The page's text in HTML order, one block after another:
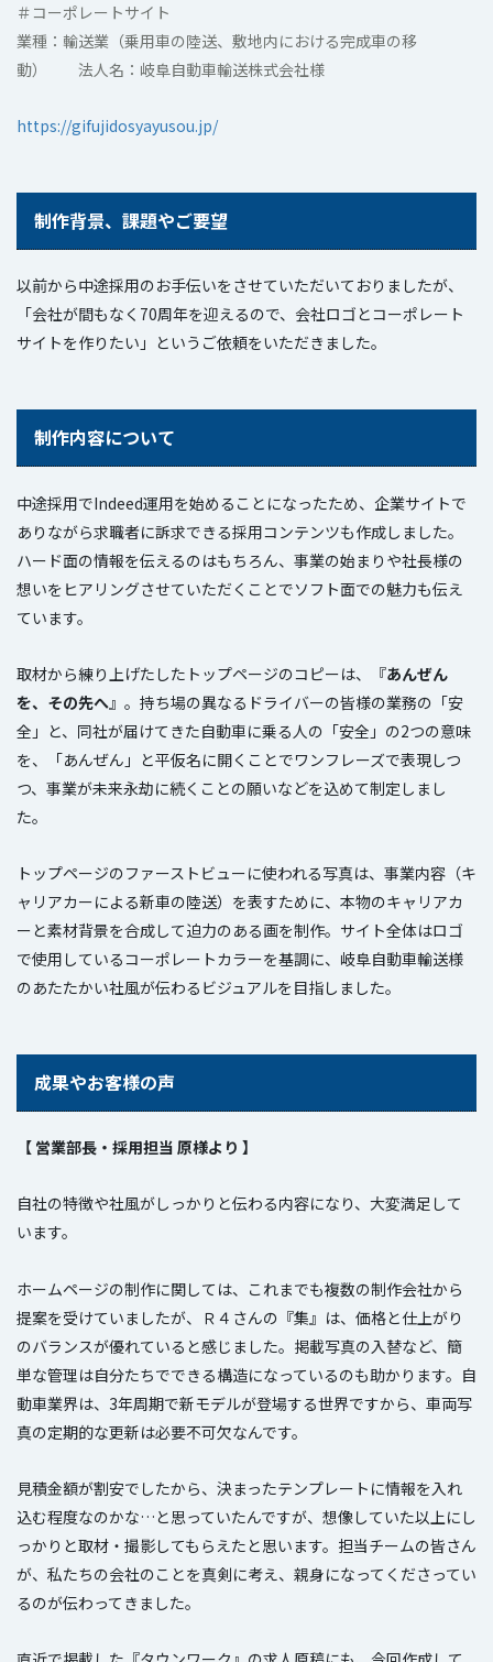
＃コーポレートサイト
業種：輸送業（乗用車の陸送、敷地内における完成車の移
動） 法人名：岐阜自動車輸送株式会社様
https://gifujidosyayusou.jp/
制作背景、課題やご要望
以前から中途採用のお手伝いをさせていただいておりましたが、
「会社が間もなく70周年を迎えるので、会社ロゴとコーポレート
サイトを作りたい」というご依頼をいただきました。
制作内容について
中途採用でIndeed運用を始めることになったため、企業サイトで
ありながら求職者に訴求できる採用コンテンツも作成しました。
ハード面の情報を伝えるのはもちろん、事業の始まりや社長様の
想いをヒアリングさせていただくことでソフト面での魅力も伝え
ています。
取材から練り上げたしたトップページのコピーは、『あんぜん
を、その先へ』。持ち場の異なるドライバーの皆様の業務の「安
全」と、同社が届けてきた自動車に乗る人の「安全」の2つの意味
を、「あんぜん」と平仮名に開くことでワンフレーズで表現しつ
つ、事業が未来永劫に続くことの願いなどを込めて制定しまし
た。
トップページのファーストビューに使われる写真は、事業内容（キ
ャリアカーによる新車の陸送）を表すために、本物のキャリアカ
ーと素材背景を合成して迫力のある画を制作。サイト全体はロゴ
で使用しているコーポレートカラーを基調に、岐阜自動車輸送様
のあたたかい社風が伝わるビジュアルを目指しました。
成果やお客様の声
【 営業部長・採用担当 原様より 】
自社の特徴や社風がしっかりと伝わる内容になり、大変満足して
います。
ホームページの制作に関しては、これまでも複数の制作会社から
提案を受けていましたが、Ｒ４さんの『集』は、価格と仕上がり
のバランスが優れていると感じました。掲載写真の入替など、簡
単な管理は自分たちでできる構造になっているのも助かります。自
動車業界は、3年周期で新モデルが登場する世界ですから、車両写
真の定期的な更新は必要不可欠なんです。
見積金額が割安でしたから、決まったテンプレートに情報を入れ
込む程度なのかな…と思っていたんですが、想像していた以上にし
っかりと取材・撮影してもらえたと思います。担当チームの皆さん
が、私たちの会社のことを真剣に考え、親身になってくださってい
るのが伝わってきました。